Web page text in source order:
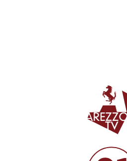
00:02:06 - Mercoledì, 05
Pericolo incendi,
delle Foreste Casentinesi